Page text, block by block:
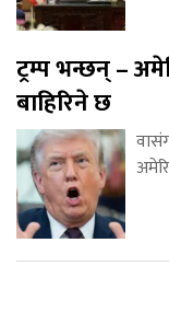
ट्रम्प भन्छन् –
बाहिरिने छ